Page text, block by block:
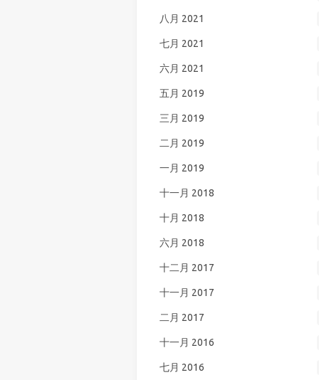
八月 2021
七月 2021
六月 2021
五月 2019
三月 2019
二月 2019
一月 2019
十一月 2018
十月 2018
六月 2018
十二月 2017
十一月 2017
二月 2017
十一月 2016
七月 2016